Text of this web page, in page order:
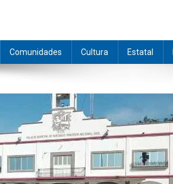
Comunidades Cultura Estatal